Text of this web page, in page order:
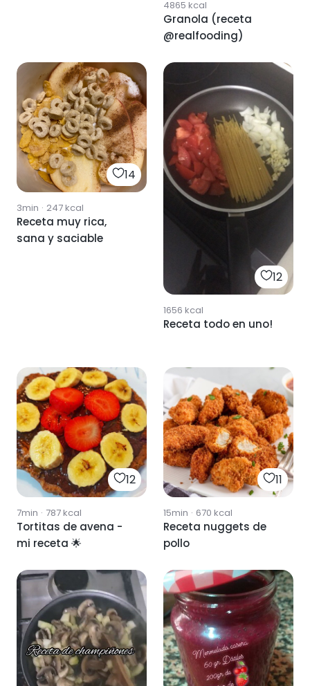
4865 kcal
Granola (receta
@realfooding)
14
3min · 247kcal
Receta muy rica,
sana y saciable
12
1656 kcal
Receta todo en uno!
12
7min · 787kcal
Tortitas de avena -
mi receta 🌟
11
15min · 670 kcal
Receta nuggets de
pollo